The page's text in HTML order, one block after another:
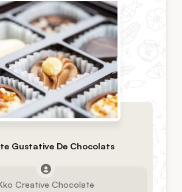
Gustative De Chocolats
Creative Chocolate